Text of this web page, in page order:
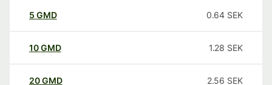
5 GMD 0.64 SEK
10GMD 1.28 SEK
20GMD 2.56 SEK